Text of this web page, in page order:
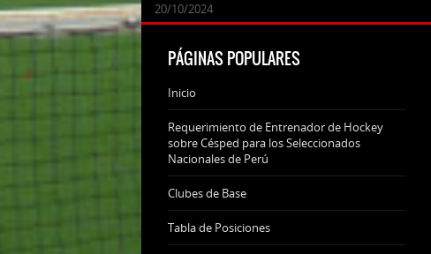
24/09/2025
07/11/2024
20/10/2024
20/10/2024
PÁGINAS POPULARES
Inicio
Requerimiento de Entrenador de Hockey
sobre Césped para los Seleccionados
Nacionales de Perú
Clubes de Base
Tabla de Posiciones